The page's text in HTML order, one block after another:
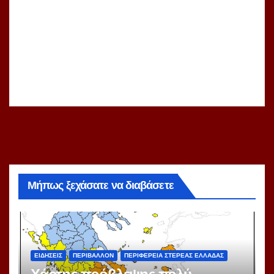
Μήπως ξεχάσατε να διαβάσετε
ΕΙΔΗΣΕΙΣ ΠΕΡΙΒΑΛΛΟΝ ΠΕΡΙΦΕΡΕΙΑ ΣΤΕΡΕΑΣ ΕΛΛΑΔΑΣ